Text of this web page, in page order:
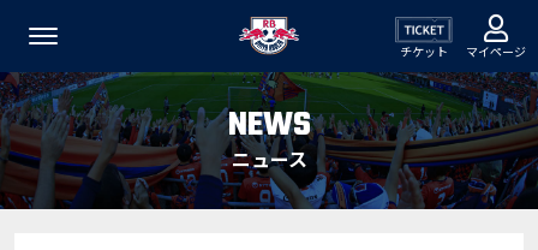
チケット マイページ
NEWS
ニュース